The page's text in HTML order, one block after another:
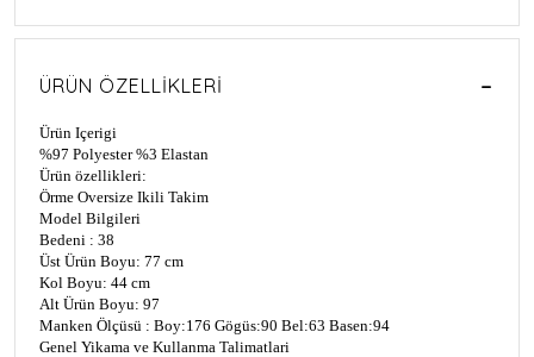
ÜRÜN ÖZELLIKLERI
Ürün Içerigi
%97 Polyester%3 Elastan
Ürün özellikleri:
Örme Oversize Ikili Takim
Model Bilgileri
Bedeni : 38
Üst Ürün Boyu: 77 cm
Kol Boyu: 44 cm
Alt Ürün Boyu: 97
Manken Ölçüsü : Boy:176 Gögüs:90 Bel:63 Basen:94
Genel Yikama ve Kullanma Talimatlari